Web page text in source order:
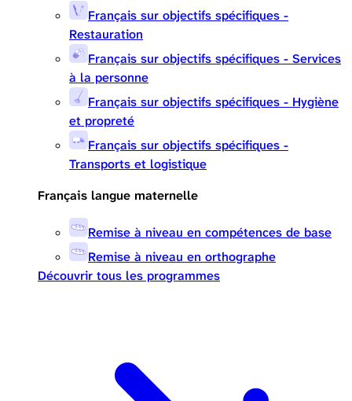
Français sur objectifs spécifiques -
Restauration
Français sur objectifs spécifiques - Services
à la personne
Français sur objectifs spécifiques - Hygiène
et propreté
Français sur objectifs spécifiques -
Transports et logistique
Français langue maternelle
Remise à niveau en compétences de base
Remise à niveau en orthographe
Découvrir tous les programmes